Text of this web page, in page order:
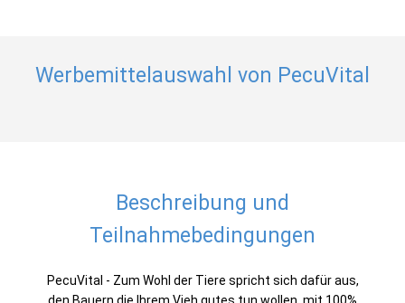
Werbemittelauswahl von PecuVital
Beschreibung und
Teilnahmebedingungen
PecuVital - Zum Wohl der Tiere spricht sich dafür aus,